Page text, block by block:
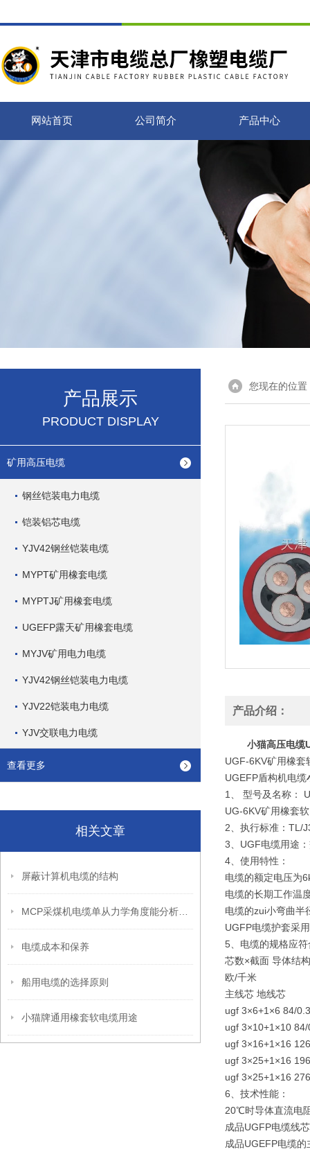
网站首页 公司简介 产品中心
产品展示
PRODUCT DISPLAY
矿用高压电缆
钢丝铠装电力电缆
铠装铝芯电缆
YJV42钢丝铠装电缆
MYPT矿用橡套电缆
MYPTJ矿用橡套电缆
UGEFP露天矿用橡套电缆
MYJV矿用电力电缆
YJV42钢丝铠装电力电缆
YJV22铠装电力电缆
YJV交联电力电缆
查看更多
相关文章
屏蔽计算机电缆的结构
电缆成本和保养
船用电缆的选择原则
小猫牌通用橡套软电缆用途
您现在的位置
产品介绍：
小猫高压电缆
UGF-6KV矿用橡套
UGEFP盾构机电缆
1、 型号及名称：
UG-6KV矿用橡套
2、执行标准：TL/
3、UGF电缆用途
4、使用特性：
电缆的额定电压为
电缆的长期工作温
电缆的zui小弯曲半
UGFP电缆护套采
5、电缆的规格应
芯数×截面 导体结
欧/千米
主线芯 地线芯
ugf 3×6+1×6 84/
ugf 3×10+1×10
ugf 3×16+1×16
ugf 3×25+1×16
ugf 3×25+1×16
6、技术性能：
20℃时导体直流电
成品UGFP电缆线
成品UGEFP电缆